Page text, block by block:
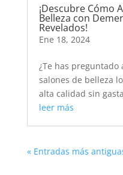
¡Descubre Cómo
Belleza con
Revelados!
Ene 18, 2024
¿Te has preguntado
salones de belleza
alta calidad sin
leer más
« Entradas más